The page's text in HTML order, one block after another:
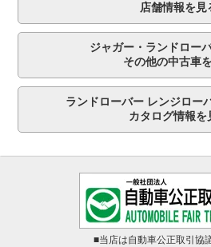
店舗情報を見
ジャガー・ランドロー
その他の中古車
ランドローバー レンジロー
カタログ情報を
■当店は自動車公正取引協